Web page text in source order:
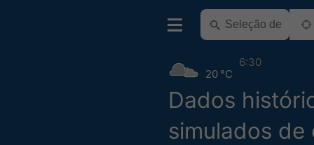
Dados
simulados de
20 °C
6:30